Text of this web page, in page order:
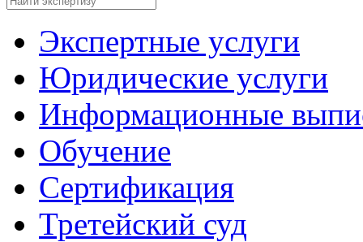
Экспертные услуги
Юридические услуги
Информационные
Обучение
Сертификация
Третейский суд